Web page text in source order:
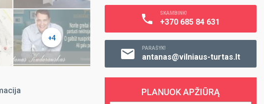
+4
SKAMBINK!
+370 685 84 631
PARAŠYK!
antanas@vilniaus-turtas.lt
PLANUOK APŽIŪRĄ